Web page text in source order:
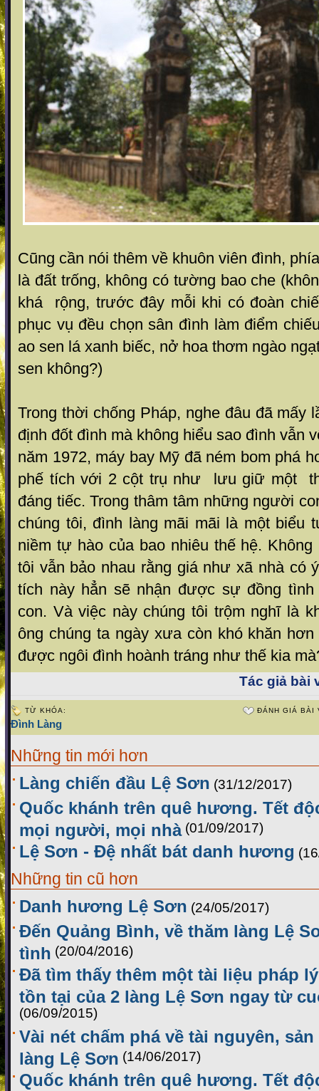
Cũng cần nói thêm về khuôn viên đình,
là đất trống, không có tường bao che
khá rộng, trước đây mỗi khi có đoàn
phục vụ đều chọn sân đình làm điểm
ao sen lá xanh biếc, nở hoa thơm ngào
sen không?)
Trong thời chống Pháp, nghe đâu đã mấy
định đốt đình mà không hiểu sao đình vẫn
năm 1972, máy bay Mỹ đã ném bom phá
phế tích với 2 cột trụ như lưu giữ một
đáng tiếc. Trong thâm tâm những người
chúng tôi, đình làng mãi mãi là một biểu
niềm tự hào của bao nhiêu thế hệ.
tôi vẫn bảo nhau rằng giá như xã nhà có
tích này hẳn sẽ nhận được sự đồng tình
con. Và việc này chúng tôi trộm nghĩ là
ông chúng ta ngày xưa còn khó khăn
được ngôi đình hoành tráng như thế kia
Tác giả bài
TỪ KHÓA:
Đình Làng
ĐÁNH GIÁ BÀI
Những tin mới hơn
Làng chiến đầu Lệ Sơn (31/12/2017)
Quốc khánh trên quê hương. Tết
mọi người, mọi nhà (01/09/2017)
Lệ Sơn - Đệ nhất bát danh hương
Những tin cũ hơn
Danh hương Lệ Sơn (24/05/2017)
Đến Quảng Bình, về thăm làng Lệ
tình (20/04/2016)
Đã tìm thấy thêm một tài liệu pháp
tồn tại của 2 làng Lệ Sơn ngay từ
(06/09/2015)
Vài nét chấm phá về tài nguyên,
làng Lệ Sơn (14/06/2017)
Quốc khánh trên quê hương. Tết